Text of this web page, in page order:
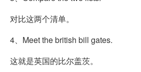
对比这两个清单。
4、Meet the british bill gates.
这就是英国的比尔盖茨。